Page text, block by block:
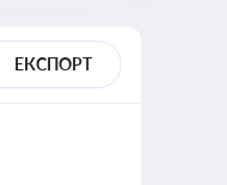
ЕКСПОРТ